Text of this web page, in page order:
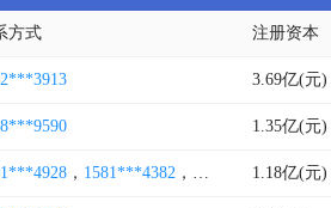
方式 注册资本
3.69亿(元)
1.35亿(元)
， 1581***4382 ， 0108***07851.18亿(元)